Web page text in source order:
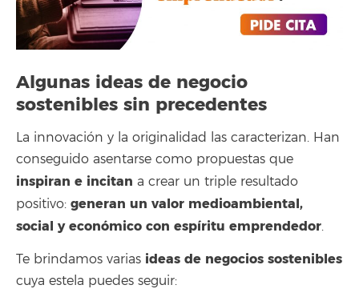
Algunas ideas de negocio
sostenibles sin precedentes
La innovación y la originalidad las caracterizan. Han
conseguido asentarse como propuestas que
inspiran e incitan a crear un triple resultado
positivo: generan un valor medioambiental,
social y económico con espíritu emprendedor.
Te brindamos varias ideas de negocios sostenibles
cuya estela puedes seguir: